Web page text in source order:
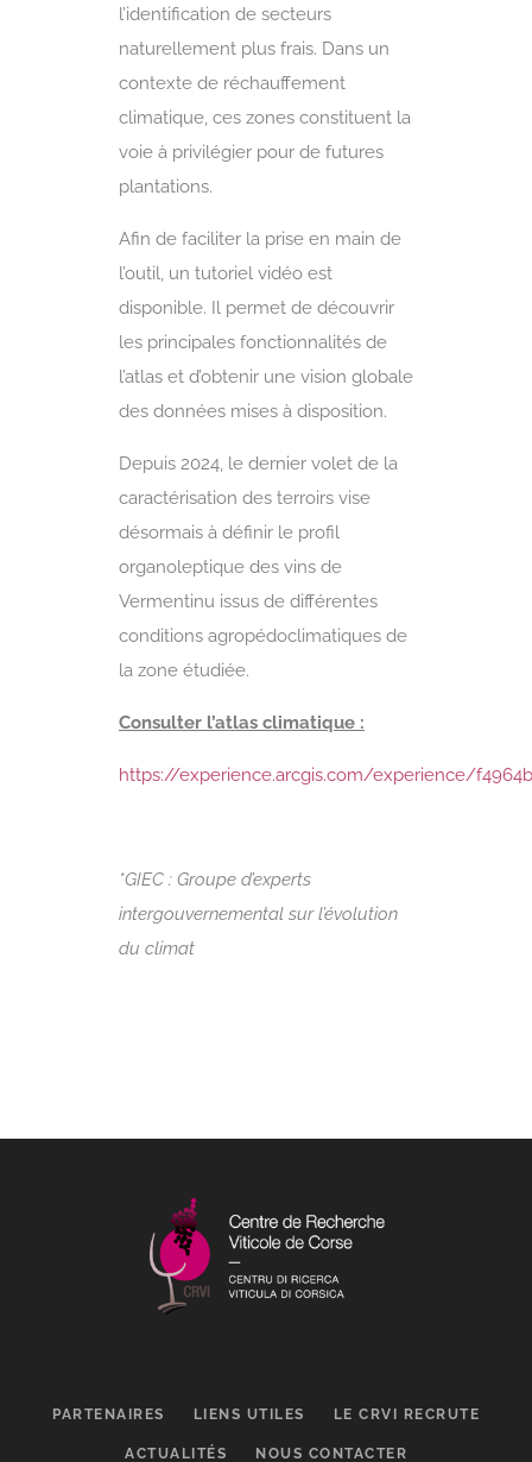
l’identification de secteurs
naturellement plus frais. Dans un
contexte de réchauffement
climatique, ces zones constituent la
voie à privilégier pour de futures
plantations.
Afin de faciliter la prise en main de
l’outil, un tutoriel vidéo est
disponible. Il permet de découvrir
les principales fonctionnalités de
l’atlas et d’obtenir une vision globale
des données mises à disposition.
Depuis 2024, le dernier volet de la
caractérisation des terroirs vise
désormais à définir le profil
organoleptique des vins de
Vermentinu issus de différentes
conditions agropédoclimatiques de
la zone étudiée.
Consulter l’atlas climatique :
https://experience.arcgis.com/experience/
*GIEC : Groupe d’experts
intergouvernemental sur l’évolution
du climat
PARTENAIRES LIENS UTILES LE CRVI RECRUTE
ACTUALITÉS NOUS CONTACTER